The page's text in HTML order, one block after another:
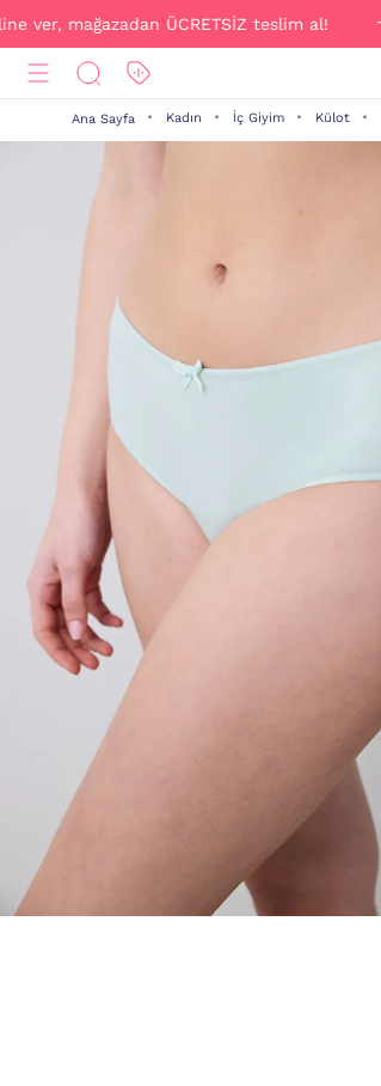
mağazadan ÜCRETSİZ teslim al!
Ana Sayfa Kadın İç Giyim Külot